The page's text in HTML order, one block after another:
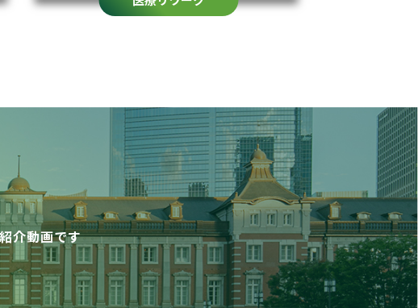
介動画です